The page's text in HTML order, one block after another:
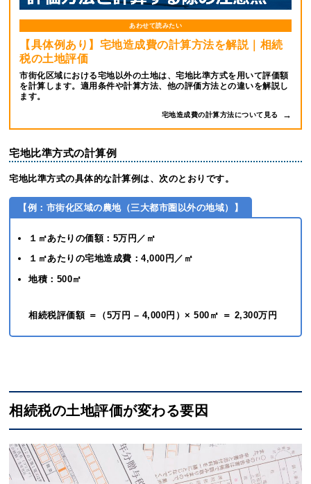
あわせて読みたい
【具体例あり】宅地造成費の計算方法を解説｜相続
税の土地評価
市街化区域における宅地以外の土地は、宅地比準方式を用いて評価額
を計算します。適用条件や計算方法、他の評価方法との違いを解説し
ます。
宅地造成費の計算方法について見る
宅地比準方式の計算例
宅地比準方式の具体的な計算例は、次のとおりです。
【例：市街化区域の農地（三大都市圏以外の地域）】
１㎡あたりの価額：5万円／㎡
１㎡あたりの宅地造成費：4,000円／㎡
地積：500㎡
相続税評価額 ＝（5万円 – 4,000円）× 500㎡ ＝ 2,300万円
相続税の土地評価が変わる要因